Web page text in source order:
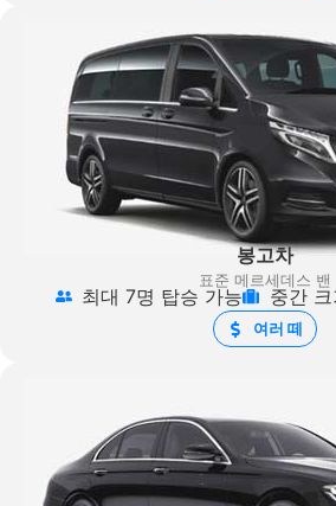
봉고차
표준 메르세데스 밴
최대 7명 탑승 가능 중간
여러 떼